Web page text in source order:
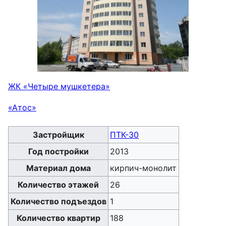
ЖК «Четыре мушкетера»
«Атос»
Застройщик
ПТК-30
Год постройки
2013
Материал дома
кирпич-монолит
Количество этажей
26
Количество подъездов 1
Количество квартир
188